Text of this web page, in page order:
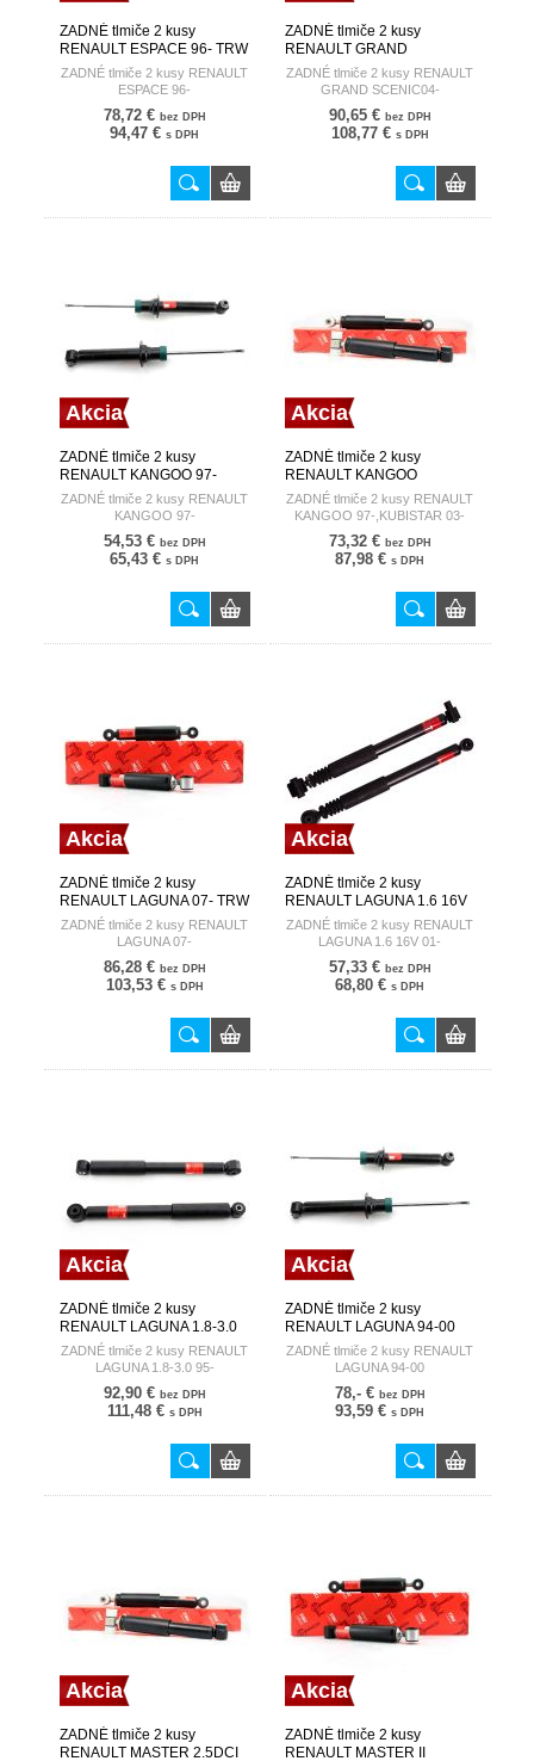
ZADNÉ tlmiče 2 kusy
RENAULT ESPACE 96- TRW
ZADNÉ tlmiče 2 kusy RENAULT
ESPACE 96-
78,72 € bez DPH
94,47 € s DPH
ZADNÉ tlmiče 2 kusy
RENAULT GRAND
SCENIC04- TRW
ZADNÉ tlmiče 2 kusy RENAULT
GRAND SCENIC04-
90,65 € bez DPH
108,77 € s DPH
Akcia
ZADNÉ tlmiče 2 kusy
RENAULT KANGOO 97-
TRW
ZADNÉ tlmiče 2 kusy RENAULT
KANGOO 97-
54,53 € bez DPH
65,43 € s DPH
Akcia
ZADNÉ tlmiče 2 kusy
RENAULT KANGOO
97-,KUBISTAR 03- TRW
ZADNÉ tlmiče 2 kusy RENAULT
KANGOO 97-,KUBISTAR 03-
73,32 € bez DPH
87,98 € s DPH
Akcia
ZADNÉ tlmiče 2 kusy
RENAULT LAGUNA 07- TRW
ZADNÉ tlmiče 2 kusy RENAULT
LAGUNA 07-
86,28 € bez DPH
103,53 € s DPH
Akcia
ZADNÉ tlmiče 2 kusy
RENAULT LAGUNA 1.6 16V
01- TRW
ZADNÉ tlmiče 2 kusy RENAULT
LAGUNA 1.6 16V 01-
57,33 € bez DPH
68,80 € s DPH
Akcia
ZADNÉ tlmiče 2 kusy
RENAULT LAGUNA 1.8-3.0
95- TRW
ZADNÉ tlmiče 2 kusy RENAULT
LAGUNA 1.8-3.0 95-
92,90 € bez DPH
111,48 € s DPH
Akcia
ZADNÉ tlmiče 2 kusy
RENAULT LAGUNA 94-00
TRW
ZADNÉ tlmiče 2 kusy RENAULT
LAGUNA 94-00
78,- € bez DPH
93,59 € s DPH
Akcia
ZADNÉ tlmiče 2 kusy
RENAULT MASTER 2.5DCI
Akcia
ZADNÉ tlmiče 2 kusy
RENAULT MASTER II